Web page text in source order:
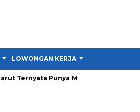
LOWONGAN KERJA
Ternyata Punya Misi Besar untuk